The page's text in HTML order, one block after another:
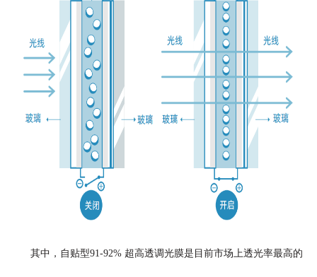
其中，自贴型91-92% 超高透调光膜是目前市场上透光率最高的